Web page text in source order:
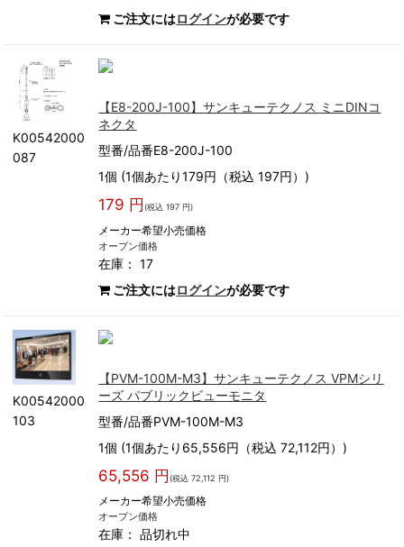
ご注文にはログインが必要です
K00542000
087
【E8-200J-100】サンキューテクノス ミニDINコ
ネクタ
型番/品番E8-200J-100
1個 (1個あたり179円（税込 197円）)
179 円 (税込 197 円)
メーカー希望小売価格
オープン価格
在庫： 17
ご注文にはログインが必要です
K00542000
103
【PVM-100M-M3】サンキューテクノス VPMシリ
ーズ パブリックビューモニタ
型番/品番PVM-100M-M3
1個 (1個あたり65,556円（税込 72,112円）)
65,556 円 (税込 72,112 円)
メーカー希望小売価格
オープン価格
在庫：品切れ中